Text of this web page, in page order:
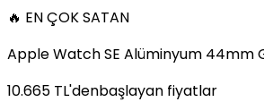
🔥 EN ÇOK SATAN
Apple Watch SE Alüminyum 44mm
10.665 TL'denbaşlayan fiyatlar